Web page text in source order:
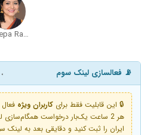
Dheepa Ramanujam
📡 فعالسازی لینک سوم ، هر 2
🔒 این قابلیت فقط برای کاربران ویژه
ایران را ثبت کنید و دقایقی بعد به